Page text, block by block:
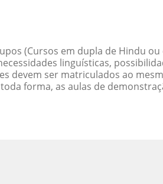
(Cursos em dupla de Hindu
linguísticas,
ser matriculados ao
forma, as aulas de